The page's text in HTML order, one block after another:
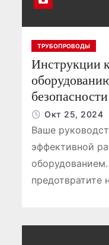
ТРУБОПРОВОДЫ
Инструкции
Окт 25, 2024
Ваше
эффективной
предотвратите